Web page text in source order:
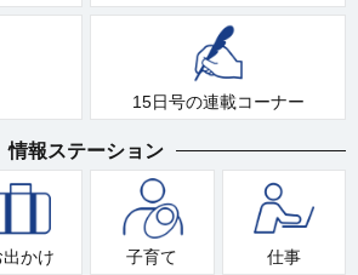
15日号の連載コーナー
情報ステーション
出かけ 子育て 仕事